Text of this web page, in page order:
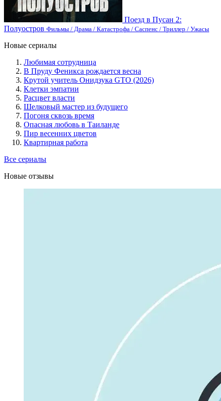
Поезд в Пусан 2:
Полуостров Фильмы / Драма / Катастрофа / Саспенс / Триллер / Ужасы
Новые сериалы
Любимая сотрудница
В Пруду Феникса рождается весна
Крутой учитель Онидзука GTO (2026)
Клетки эмпатии
Расцвет власти
Шелковый мастер из будущего
Погоня сквозь время
Опасная любовь в Таиланде
Пир весенних цветов
Квартирная работа
Все сериалы
Новые отзывы